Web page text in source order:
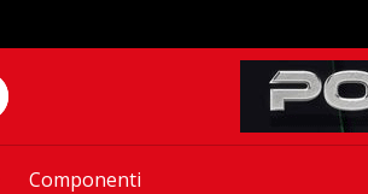
Componenti